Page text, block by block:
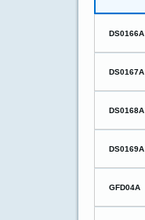
DS0166A
DS0167A
DS0168A
DS0169A
GFD04A